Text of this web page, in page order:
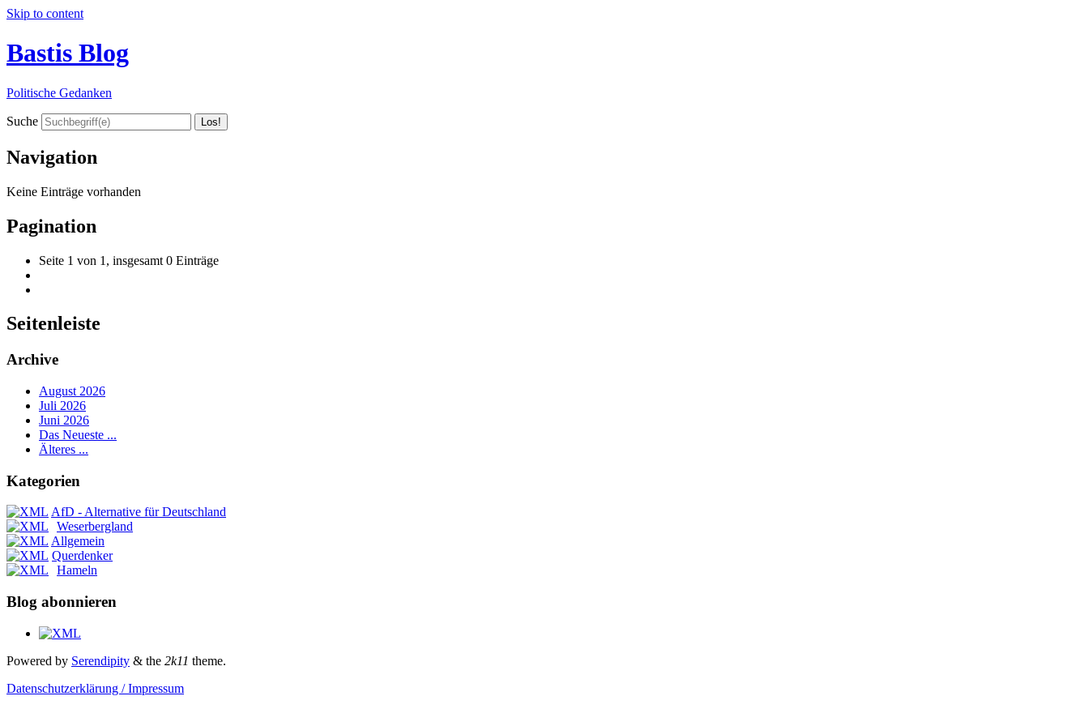
Skip to content
Bastis Blog
Politische Gedanken
Suche
Navigation
Keine Einträge vorhanden
Pagination
Seite 1 von 1, insgesamt 0 Einträge
Seitenleiste
Archive
August 2026
Juli 2026
Juni 2026
Das Neueste ...
Älteres ...
Kategorien
AfD - Alternative für Deutschland
Weserbergland
Allgemein
Querdenker
Hameln
Blog abonnieren
Powered by Serendipity & the 2k11 theme.
Datenschutzerklärung / Impressum